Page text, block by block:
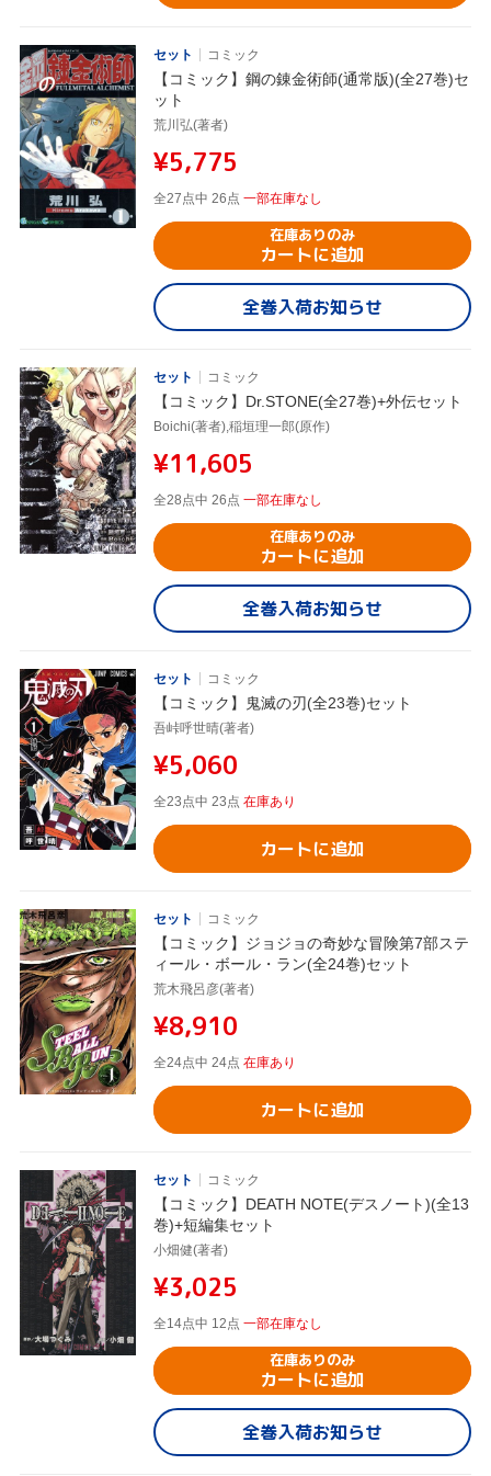
セット コミック
【コミック】鋼の錬金術師(通常版)(全27巻)セ
ット
荒川弘(著者)
¥5,775
全27点中 26点 一部在庫なし
在庫ありのみ
カートに追加
全巻入荷お知らせ
セット コミック
【コミック】Dr.STONE(全27巻)+外伝セット
Boichi(著者),稲垣理一郎(原作)
¥11,605
全28点中 26点 一部在庫なし
在庫ありのみ
カートに追加
全巻入荷お知らせ
セット コミック
【コミック】鬼滅の刃(全23巻)セット
吾峠呼世晴(著者)
¥5,060
全23点中 23点 在庫あり
カートに追加
セット コミック
【コミック】ジョジョの奇妙な冒険第7部ステ
ィール・ボール・ラン(全24巻)セット
荒木飛呂彦(著者)
¥8,910
全24点中 24点 在庫あり
カートに追加
セット コミック
【コミック】DEATH NOTE(デスノート)(全13
巻)+短編集セット
小畑健(著者)
¥3,025
全14点中 12点 一部在庫なし
在庫ありのみ
カートに追加
全巻入荷お知らせ